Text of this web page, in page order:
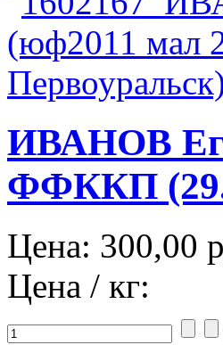
ИВАНОВ
ФФККП
Цена: 300,00
Цена / кг: